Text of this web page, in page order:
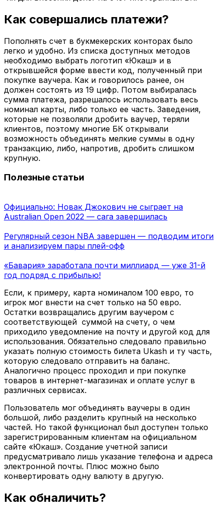
Как совершались платежи?
Пополнять счет в букмекерских конторах было
легко и удобно. Из списка доступных методов
необходимо выбрать логотип «Юкаш» и в
открывшейся форме ввести код, полученный при
покупке ваучера. Как и говорилось ранее, он
должен состоять из 19 цифр. Потом выбиралась
сумма платежа, разрешалось использовать весь
номинал карты, либо только ее часть. Заведения,
которые не позволяли дробить ваучер, теряли
клиентов, поэтому многие БК открывали
возможность объединять мелкие суммы в одну
транзакцию, либо, напротив, дробить слишком
крупную.
Полезные статьи
Официально: Новак Джокович не сыграет на
Australian Open 2022 — сага завершилась
Регулярный сезон NBA завершен — подводим итоги
и анализируем пары плей-офф
«Бавария» заработала почти миллиард — уже 31-й
год подряд с прибылью!
Если, к примеру, карта номиналом 100 евро, то
игрок мог внести на счет только на 50 евро.
Остатки возвращались другим ваучером с
соответствующей суммой на счету, о чем
приходило уведомление на почту и другой код для
использования. Обязательно следовало правильно
указать полную стоимость билета Ukash и ту часть,
которую следовало отправить на баланс.
Аналогично процесс проходил и при покупке
товаров в интернет-магазинах и оплате услуг в
различных сервисах.
Пользователь мог объединять ваучеры в один
большой, либо разделить крупный на несколько
частей. Но такой функционал был доступен только
зарегистрированным клиентам на официальном
сайте «Юкаш». Создание учетной записи
предусматривало лишь указание телефона и адреса
электронной почты. Плюс можно было
конвертировать одну валюту в другую.
Как обналичить?